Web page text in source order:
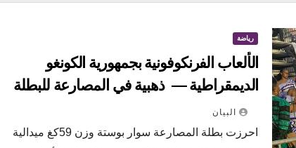
رياضة
الألعاب الفرنكوفونية بجمهورية الكونغو
الديمقراطية — ذهبية في المصارعة للبطلة
سوار بوستة وزن 59كغ
البيان
احرزت بطلة المصارعة سوار بوستة وزن 59كغ ميدالية